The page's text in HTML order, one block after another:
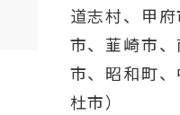
道志村、 甲府
市、韮崎市
市、昭和町
杜市）